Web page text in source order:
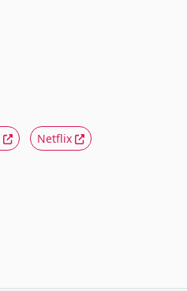
Netflix